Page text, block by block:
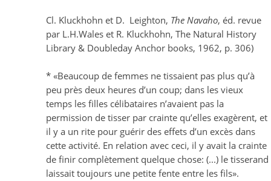
Cl. Kluckhohn et D. Leighton, The Navaho, éd. revue
par L.H.Wales et R. Kluckhohn, The Natural History
Library & Doubleday Anchor books, 1962, p. 306)
* «Beaucoup de femmes ne tissaient pas plus qu’à
peu près deux heures d’un coup; dans les vieux
temps les filles célibataires n’avaient pas la
permission de tisser par crainte qu’elles exagèrent, et
il y a un rite pour guérir des effets d’un excès dans
cette activité. En relation avec ceci, il y avait la crainte
de finir complètement quelque chose: (...) le tisserand
laissait toujours une petite fente entre les fils».